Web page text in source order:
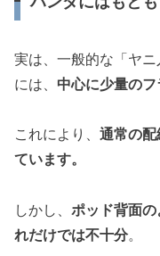
実は、一般的な「ヤニ
には、 中心に少量のフ
これにより、 通常の配
ています。
しかし、 ポッド背面
れだけでは不十分。